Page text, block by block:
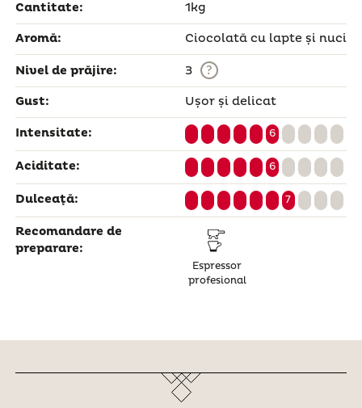
Cantitate: 1kg
Aromă: Ciocolată cu lapte și nuci
Nivel de prăjire: 3 ?
Gust: Ușor și delicat
Intensitate: 6
Aciditate: 6
Dulceaţă: 7
Recomandare de
preparare:
Espressor
profesional